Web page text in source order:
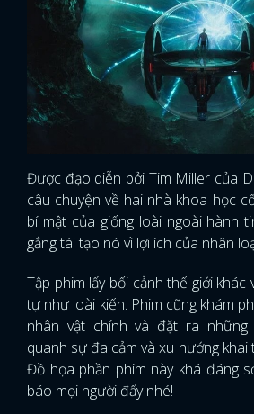
Được đạo diễn bởi Tim Miller của
câu chuyện về hai nhà khoa học
bí mật của giống loài ngoài hành
gắng tái tạo nó vì lợi ích của nhân
Tập phim lấy bối cảnh thế giới
tự như loài kiến. Phim cũng khám
nhân vật chính và đặt ra
quanh sự đa cảm và xu hướng khai
Đồ họa phần phim này khá đáng
báo mọi người đấy nhé!